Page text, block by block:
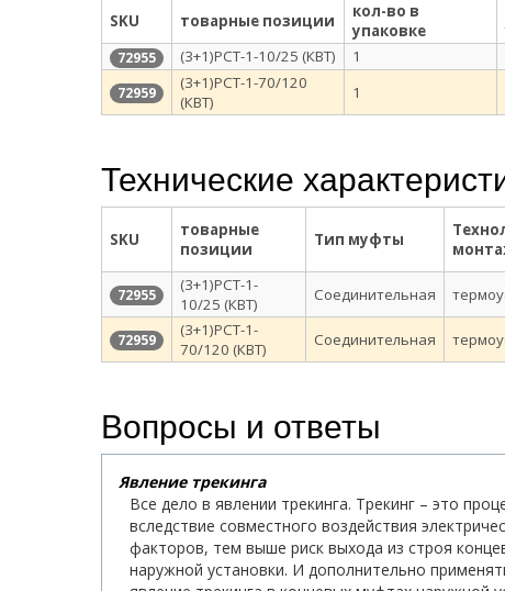
SKU товарные позиции
кол-во в
упаковке
72955 (3+1)РСТ-1-10/25 (КВТ) 1
72959
(3+1)РСТ-1-70/120
(КВТ)
1
Технические
SKU
товарные
позиции
Тип муфты
72955
(3+1)РСТ-1-
10/25 (КВТ)
Соединительная
72959
(3+1)РСТ-1-
70/120 (КВТ)
Соединительная
Вопросы и ответы
Явление трекинга
Все дело в явлении трекинга. Трекинг – это
вследствие совместного воздействия
факторов, тем выше риск выхода из строя
наружной установки. И дополнительно